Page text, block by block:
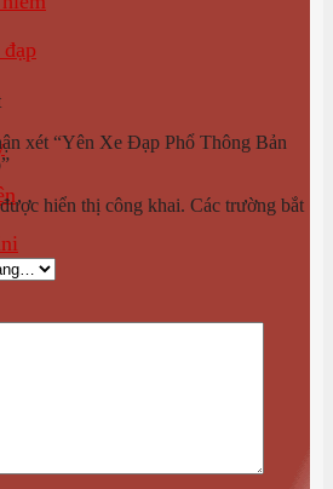
xét “Yên Xe Đạp Phổ Thông Bản
hiển thị công khai. Các trường bắt